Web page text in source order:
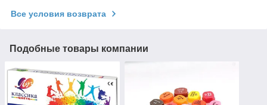
Все условия возврата
Подобные товары компании